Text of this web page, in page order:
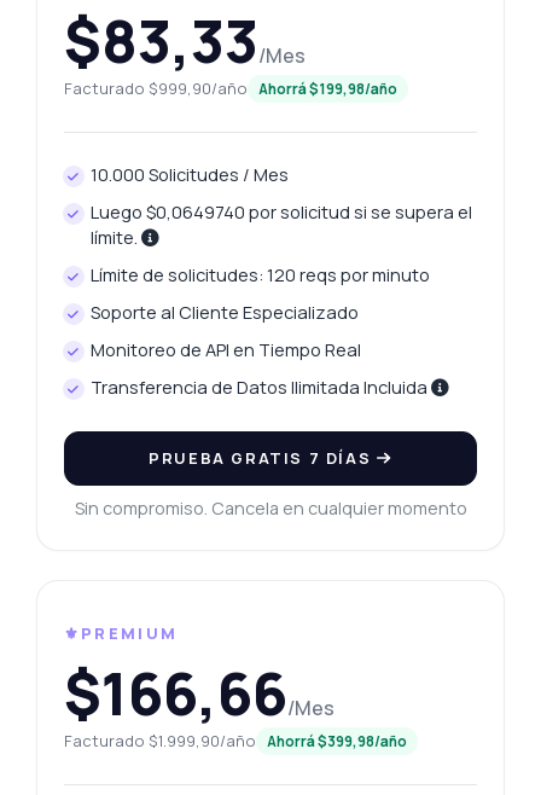
$83,33/Mes
Facturado $999,90/año Ahorrá $199,98/año
10.000 Solicitudes / Mes
Luego $0,0649740 por solicitud si se supera el
límite.
Límite de solicitudes: 120 reqs por minuto
Soporte al Cliente Especializado
Monitoreo de API en Tiempo Real
Transferencia de Datos Ilimitada Incluida
PRUEBA GRATIS 7 DÍAS
Sin compromiso. Cancela en cualquier momento
⚜️PREMIUM
$166,66/Mes
Facturado $1.999,90/año Ahorrá $399,98/año